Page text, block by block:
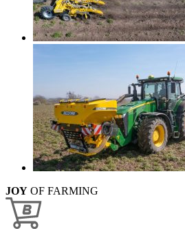
JOY OF FARMING